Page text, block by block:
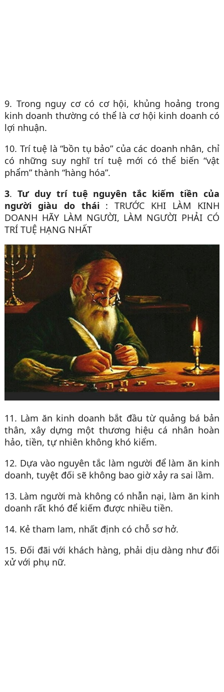
9. Trong nguy cơ có cơ hội, khủng hoảng trong
kinh doanh thường có thể là cơ hội kinh doanh có
lợi nhuận.
10. Trí tuệ là “bồn tụ bảo” của các doanh nhân, chỉ
có những suy nghĩ trí tuệ mới có thể biến “vật
phẩm” thành “hàng hóa”.
3. Tư duy trí tuệ nguyên tắc kiếm tiền của
người giàu do thái: TRƯỚC KHI LÀM KINH
DOANH HÃY LÀM NGƯỜI, LÀM NGƯỜI PHẢI CÓ
TRÍ TUỆ HẠNG NHẤT
11. Làm ăn kinh doanh bắt đầu từ quảng bá bản
thân, xây dựng một thương hiệu cá nhân hoàn
hảo, tiền, tự nhiên không khó kiếm.
12. Dựa vào nguyên tắc làm người để làm ăn kinh
doanh, tuyệt đối sẽ không bao giờ xảy ra sai lầm.
13. Làm người mà không có nhẫn nại, làm ăn kinh
doanh rất khó để kiếm được nhiều tiền.
14. Kẻ tham lam, nhất định có chỗ sơ hở.
15. Đối đãi với khách hàng, phải dịu dàng như đối
xử với phụ nữ.